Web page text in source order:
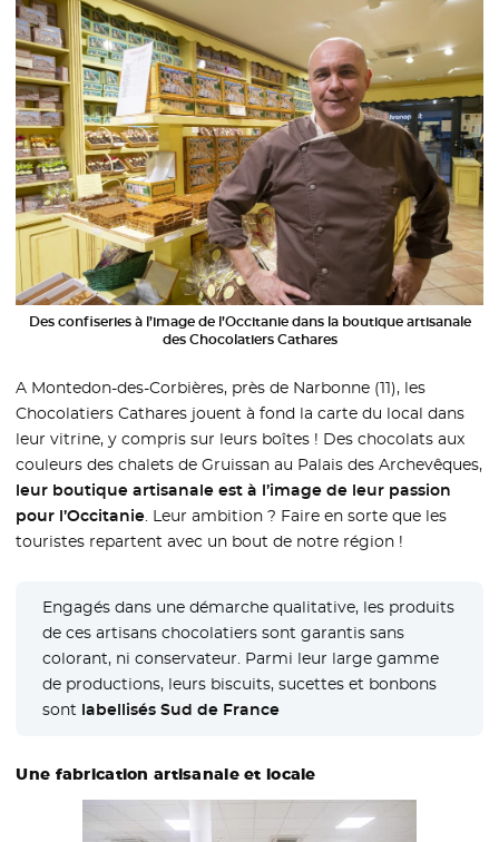
Des confiseries à l’image de l’Occitanie dans la boutique artisanale
des Chocolatiers Cathares
A Montedon-des-Corbières, près de Narbonne (11), les
Chocolatiers Cathares jouent à fond la carte du local dans
leur vitrine, y compris sur leurs boîtes ! Des chocolats aux
couleurs des chalets de Gruissan au Palais des Archevêques,
leur boutique artisanale est à l’image de leur passion
pour l’Occitanie. Leur ambition ? Faire en sorte que les
touristes repartent avec un bout de notre région !
Engagés dans une démarche qualitative, les produits
de ces artisans chocolatiers sont garantis sans
colorant, ni conservateur. Parmi leur large gamme
de productions, leurs biscuits, sucettes et bonbons
sont labellisés Sud de France
Une fabrication artisanale et locale